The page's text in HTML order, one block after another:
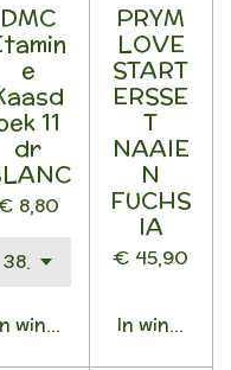
DMC
e
11
dr
8,80
winkelwagen
PRYM
LOVE
START
ERSSE
T
NAAIE
N
FUCHS
IA
€ 45,90
In